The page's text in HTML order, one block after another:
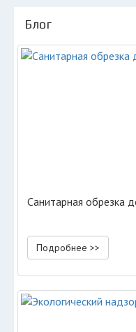
Блог
Санитарная обрезка
Подробнее >>